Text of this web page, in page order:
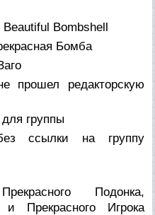
Bombshell
Бомба
редакторскую
группы
ссылки на группу
Подонка,
и Прекрасного Игрока